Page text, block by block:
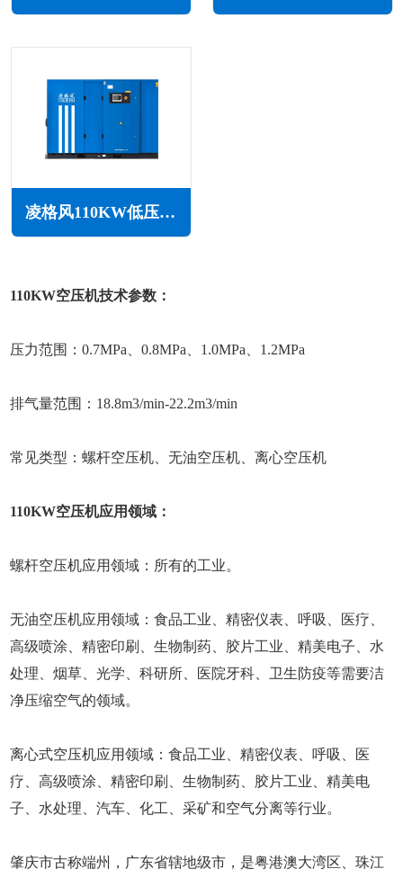
凌格风110KW低压空压机LS LP系列
110KW空压机技术参数：
压力范围：0.7MPa、0.8MPa、1.0MPa、1.2MPa
排气量范围：18.8m3/min-22.2m3/min
常见类型：螺杆空压机、无油空压机、离心空压机
110KW空压机应用领域：
螺杆空压机应用领域：所有的工业。
无油空压机应用领域：食品工业、精密仪表、呼吸、医疗、
高级喷涂、精密印刷、生物制药、胶片工业、精美电子、水
处理、烟草、光学、科研所、医院牙科、卫生防疫等需要洁
净压缩空气的领域。
离心式空压机应用领域：食品工业、精密仪表、呼吸、医
疗、高级喷涂、精密印刷、生物制药、胶片工业、精美电
子、水处理、汽车、化工、采矿和空气分离等行业。
肇庆市古称端州，广东省辖地级市，是粤港澳大湾区、珠江